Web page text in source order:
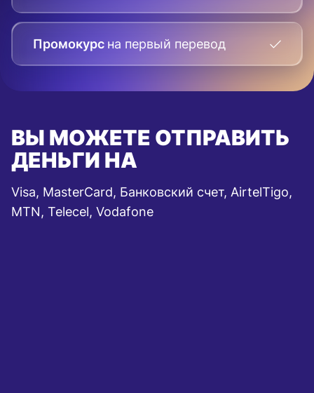
Промокурс на первый перевод
ВЫ МОЖЕТЕ ОТПРАВИТЬ
ДЕНЬГИ НА
Visa, MasterCard, Банковский счет, AirtelTigo,
MTN, Telecel, Vodafone